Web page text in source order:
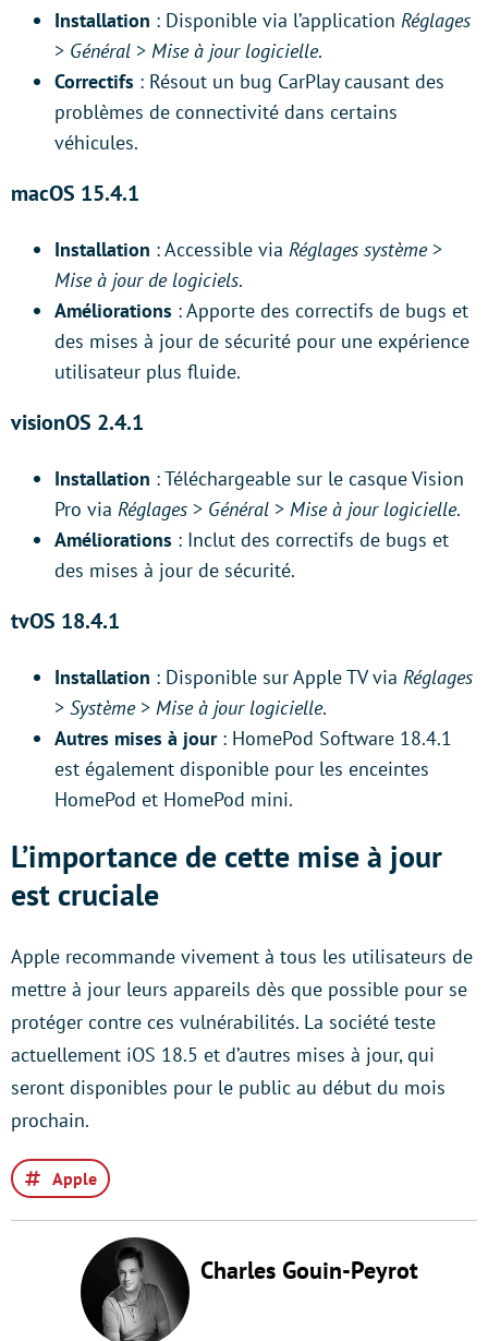
Installation : Disponible via l’application Réglages
> Général > Mise à jour logicielle.
Correctifs : Résout un bug CarPlay causant des
problèmes de connectivité dans certains
véhicules.
macOS 15.4.1
Installation : Accessible via Réglages système>
Mise à jour de logiciels.
Améliorations : Apporte des correctifs de bugs et
des mises à jour de sécurité pour une expérience
utilisateur plus fluide.
visionOS 2.4.1
Installation : Téléchargeable sur le casque Vision
Pro via Réglages > Général > Mise à jour logicielle.
Améliorations : Inclut des correctifs de bugs et
des mises à jour de sécurité.
tvOS 18.4.1
Installation : Disponible sur Apple TV via Réglages
> Système> Mise à jour logicielle.
Autres mises à jour: HomePod Software 18.4.1
est également disponible pour les enceintes
HomePod et HomePod mini.
L’importance de cette mise à jour
est cruciale
Apple recommande vivement à tous les utilisateurs de
mettre à jour leurs appareils dès que possible pour se
protéger contre ces vulnérabilités. La société teste
actuellement iOS 18.5 et d’autres mises à jour, qui
seront disponibles pour le public au début du mois
prochain.
Apple
Charles Gouin-Peyrot